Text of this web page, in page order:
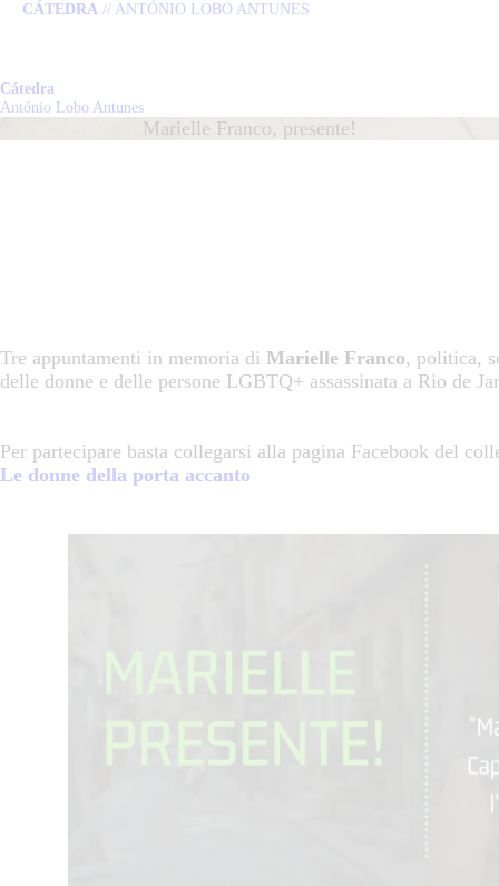
CÁTEDRA // ANTÓNIO LOBO ANTUNES
Cátedra
António Lobo Antunes
Marielle Franco, presente!
António Lobo Antunes
CÁTEDRA
EQUIPA
Tre appuntamenti in memoria di Marielle Franco, politica,
delle donne e delle persone LGBTQ+ assassinata a Rio de
Per partecipare basta collegarsi alla pagina Facebook del
Le donne della porta accanto